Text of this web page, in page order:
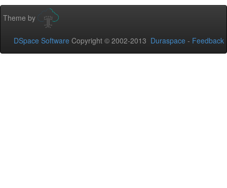
Theme by
DSpace Software Copyright © 2002-2013 Duraspace - Feedback